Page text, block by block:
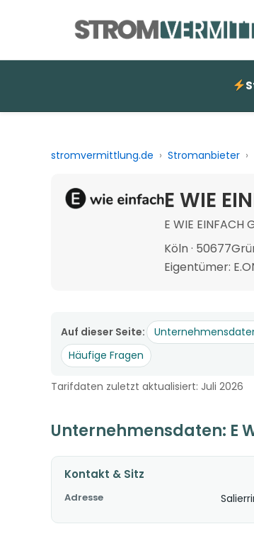
stromvermittlung.de › Stromanbieter ›
E WIE
E WIE EINFACH
Köln · 50677
Eigentümer:
Auf dieser Seite:
Häufige Fragen
Tarifdaten zuletzt aktualisiert: Juli 2026
Unternehmensdaten: E
Kontakt & Sitz
Adresse